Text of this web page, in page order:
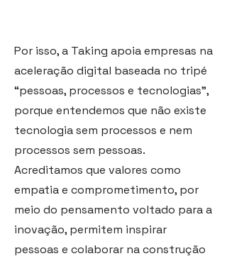
Por isso, a Taking apoia empresas na
aceleração digital baseada no tripé
“pessoas, processos e tecnologias”,
porque entendemos que não existe
tecnologia sem processos e nem
processos sem pessoas.
Acreditamos que valores como
empatia e comprometimento, por
meio do pensamento voltado para a
inovação, permitem inspirar
pessoas e colaborar na construção